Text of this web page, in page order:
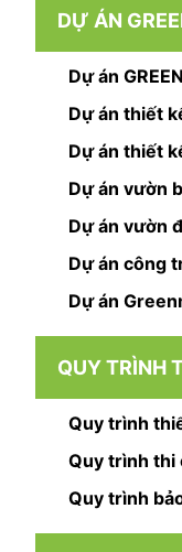
DỰ ÁN
Dự án
Dự án thiết
Dự án thiết
Dự án vườn
Dự án vườn
Dự án công
Dự án
QUY TRÌNH
Quy trình
Quy trình thi
Quy trình